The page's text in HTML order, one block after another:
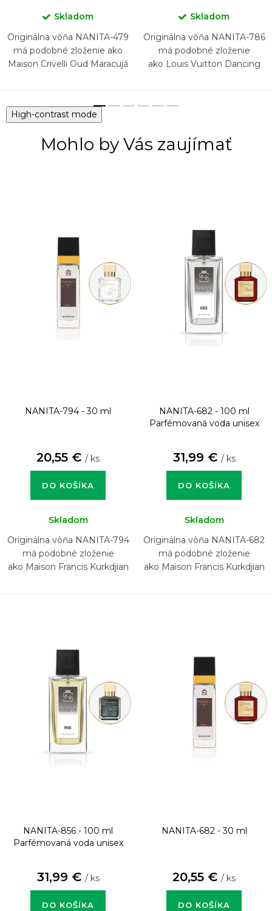
Skladom
Originálna vôňa NANITA-479
má podobné zloženie ako
Maison Crivelli Oud Maracujá
Skladom
Originálna vôňa NANITA-786
má podobné zloženie
ako Louis Vuitton Dancing
High-contrast mode
Mohlo by Vás zaujímať
NANITA-794 - 30 ml
20,55 € / ks
DO KOŠÍKA
Skladom
Originálna vôňa NANITA-794
má podobné zloženie
ako Maison Francis Kurkdjian
NANITA-682 - 100 ml
Parfémovaná voda unisex
31,99 € / ks
DO KOŠÍKA
Skladom
Originálna vôňa NANITA-682
má podobné zloženie
ako Maison Francis Kurkdjian
NANITA-856 - 100 ml
Parfémovaná voda unisex
31,99 € / ks
DO KOŠÍKA
NANITA-682 - 30 ml
20,55 € / ks
DO KOŠÍKA